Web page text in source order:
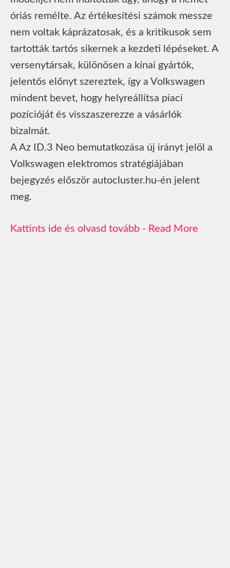
óriás remélte. Az értékesítési számok messze
nem voltak káprázatosak, és a kritikusok sem
tartották tartós sikernek a kezdeti lépéseket. A
versenytársak, különösen a kínai gyártók,
jelentős előnyt szereztek, így a Volkswagen
mindent bevet, hogy helyreállítsa piaci
pozícióját és visszaszerezze a vásárlók
bizalmát.
A Az ID.3 Neo bemutatkozása új irányt jelöl a
Volkswagen elektromos stratégiájában
bejegyzés először autocluster.hu-én jelent
meg.
Read More